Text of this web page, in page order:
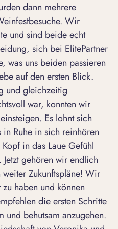
dann mehrere
Wir
und sind beide echt
sich bei ElitePartner
was uns beiden passieren
auf den ersten Blick.
und gleichzeitig
war, konnten wir
Es lohnt sich
in Ruhe in sich reinhören
in das Laue Gefühl
gehören wir endlich
Zukunftspläne! Wir
haben und können
die ersten Schritte
und behutsam anzugehen.